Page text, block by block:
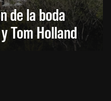
de la boda
Tom Holland